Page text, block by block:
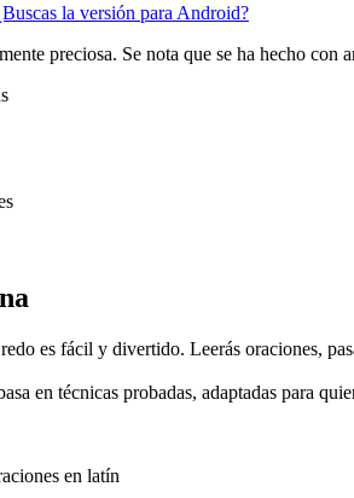
la versión para Android?
preciosa. Se nota que se ha hecho con
es fácil y divertido. Leerás oraciones,
en técnicas probadas, adaptadas para
en latín